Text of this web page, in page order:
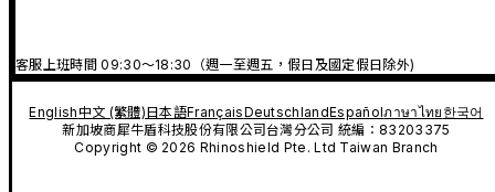
客服上班時間 09:30～18:30（週一至週五，假日及國定假日除外)
English中文 (繁體)日本語FrançaisDeutschlandEspañolภาษาไทย 한국어
新加坡商犀牛盾科技股份有限公司台灣分公司 統編：83203375
Copyright © 2026 Rhinoshield Pte. Ltd Taiwan Branch